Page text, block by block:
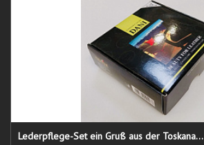
Lederpflege-Set ein Gruß aus der Toskana...